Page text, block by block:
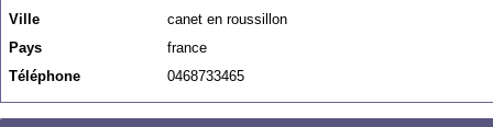
Ville
canet en roussillon
Pays
france
Téléphone
0468733465